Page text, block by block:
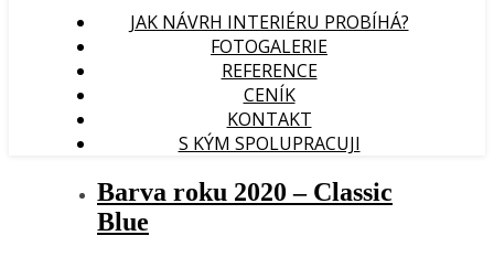
JAK NÁVRH INTERIÉRU PROBÍHÁ?
FOTOGALERIE
REFERENCE
CENÍK
KONTAKT
S KÝM SPOLUPRACUJI
Barva roku 2020 – Classic
Blue